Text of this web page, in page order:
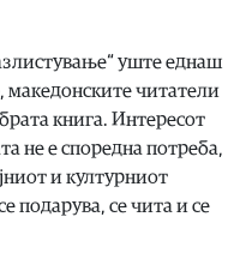
уште еднаш
македонските читатели
книга. Интересот
не е споредна потреба,
и културниот
подарува, се чита и се